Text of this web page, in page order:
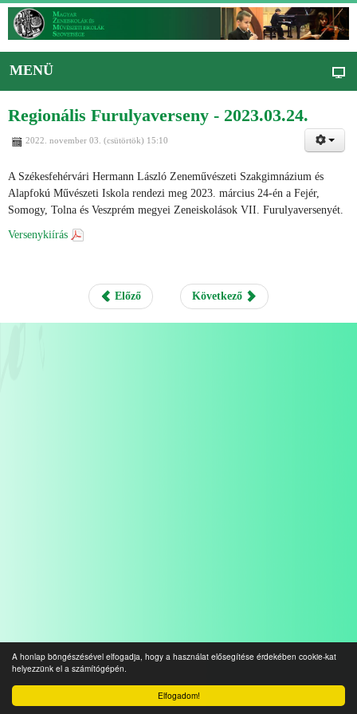
Elfogadom!
A honlap böngészésével elfogadja, hogy a használat elősegítése érdekében cookie-kat
helyezzünk el a számítógépén.
MENÜ
Regionális Furulyaverseny - 2023.03.24.
2022. november 03. (csütörtök) 15:10
A Székesfehérvári Hermann László Zeneművészeti Szakgimnázium és
Alapfokú Művészeti Iskola rendezi meg 2023. március 24-én a Fejér,
Somogy, Tolna és Veszprém megyei Zeneiskolások VII. Furulyaversenyét.
Versenykiírás
Előző Következő